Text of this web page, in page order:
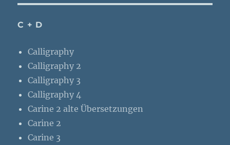
C + D
Calligraphy
Calligraphy 2
Calligraphy 3
Calligraphy 4
Carine 2 alte Übersetzungen
Carine 2
Carine 3